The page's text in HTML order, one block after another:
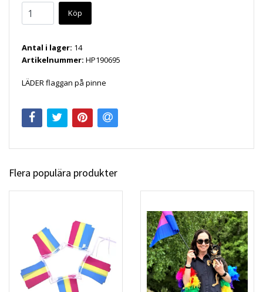
Köp
Antal i lager: 14
Artikelnummer: HP190695
LÄDER flaggan på pinne
Flera populära produkter